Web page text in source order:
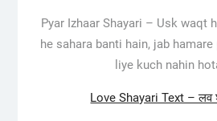
Pyar Izhaar Shayari – Usk waqt
he sahara banti hain, jab
liye kuch nahin
Love Shayari Text – लव